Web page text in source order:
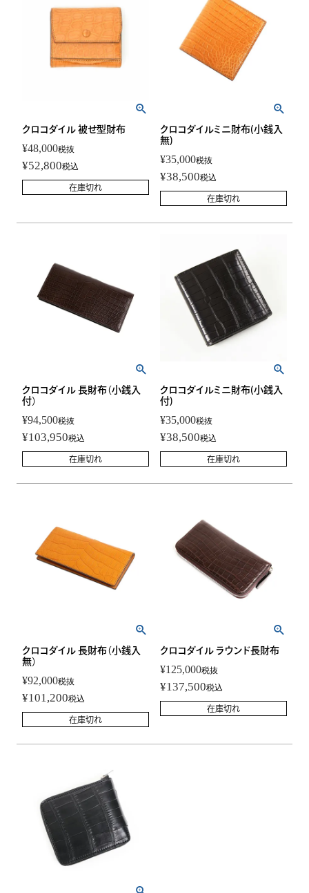
クロコダイル 被せ型財布
¥48,000税抜
¥52,800税込
在庫切れ
クロコダイルミニ財布(小銭入
無)
¥35,000税抜
¥38,500税込
在庫切れ
クロコダイル 長財布（小銭入
付）
¥94,500税抜
¥103,950税込
在庫切れ
クロコダイルミニ財布(小銭入
付)
¥35,000税抜
¥38,500税込
在庫切れ
クロコダイル 長財布（小銭入
無）
¥92,000税抜
¥101,200税込
在庫切れ
クロコダイル ラウンド長財布
¥125,000税抜
¥137,500税込
在庫切れ